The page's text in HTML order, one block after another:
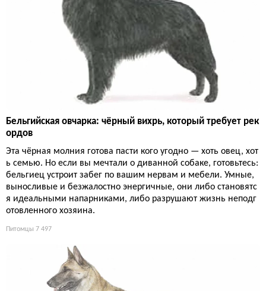
Бельгийская овчарка: чёрный вихрь, который требует рек
ордов
Эта чёрная молния готова пасти кого угодно — хоть овец, хот
ь семью. Но если вы мечтали о диванной собаке, готовьтесь:
бельгиец устроит забег по вашим нервам и мебели. Умные,
выносливые и безжалостно энергичные, они либо становятс
я идеальными напарниками, либо разрушают жизнь неподг
отовленного хозяина.
Питомцы 7 497